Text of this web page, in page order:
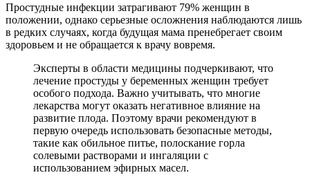
Простудные инфекции затрагивают 79% женщин в
положении, однако серьезные осложнения наблюдаются лишь
в редких случаях, когда будущая мама пренебрегает своим
здоровьем и не обращается к врачу вовремя.
Эксперты в области медицины подчеркивают, что
лечение простуды у беременных женщин требует
особого подхода. Важно учитывать, что многие
лекарства могут оказать негативное влияние на
развитие плода. Поэтому врачи рекомендуют в
первую очередь использовать безопасные методы,
такие как обильное питье, полоскание горла
солевыми растворами и ингаляции с
использованием эфирных масел.